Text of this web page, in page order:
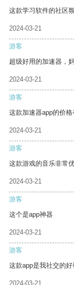
这款学习软件的社区
2024-03-21
游客
超级好用的加速器，
2024-03-21
游客
这款加速器app的价
2024-03-21
游客
这款游戏的音乐非常
2024-03-21
游客
这个是app神器
2024-03-21
游客
这款app是我社交的
2024-03-21